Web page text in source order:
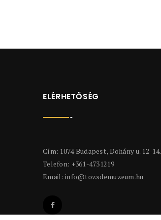
ELÉRHETŐSÉG
Cím: 1074 Budapest, Dohány u. 12-14.
Telefon: +361-4731219
Email: info@tozsdemuzeum.hu